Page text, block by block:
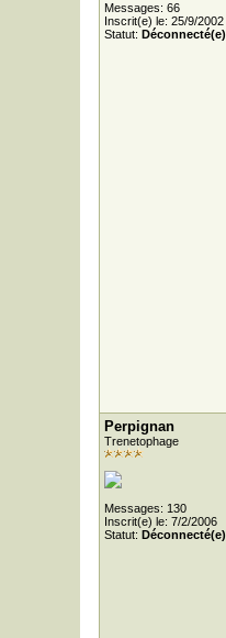
Messages: 66
Inscrit(e) le: 25/9/2002
Statut: Déconnecté(e)
Perpignan
Trenetophage
Messages: 130
Inscrit(e) le: 7/2/2006
Statut: Déconnecté(e)